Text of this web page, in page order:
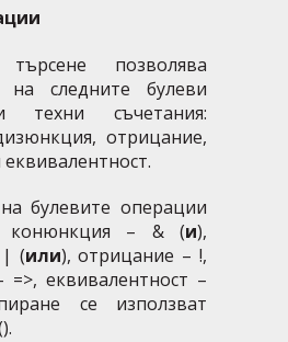
позволява
на следните булеви
техни съчетания:
отрицание,
булевите операции
конюнкция – & (и),
| (или), отрицание – !,
=>, еквивалентност –
се използват